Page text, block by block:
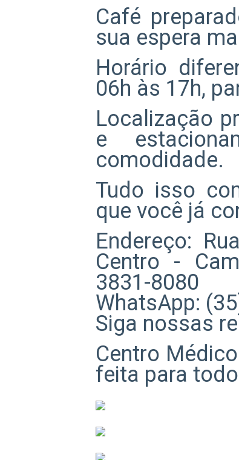
Café
sua espera
Horário
06h às 17h,
Localização
e
comodidade.
Tudo isso
que você já
Endereço:
Centro -
3831-8080
WhatsApp:
Siga nossas
Centro
feita para